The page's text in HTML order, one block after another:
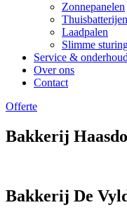
Zonnepanelen
Thuisbatterijen
Laadpalen
Slimme
Service & onderhoud
Over ons
Contact
Offerte
Bakkerij
Bakkerij De